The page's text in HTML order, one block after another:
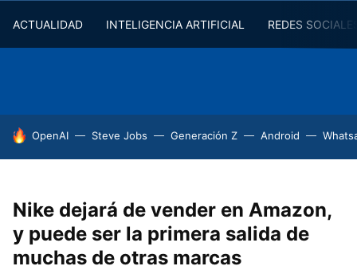
ACTUALIDAD INTELIGENCIA ARTIFICIAL REDES
HOY SE HABLA DE
OpenAI Steve Jobs Generación Z Android
Nike dejará de vender en Amazon,
y puede ser la primera salida de
muchas de otras marcas